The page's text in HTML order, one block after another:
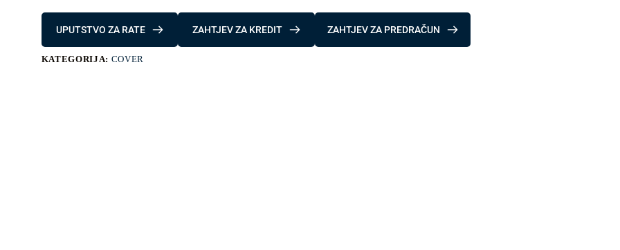
UPUTSTVO ZA RATE ZAHTJEV ZA KREDIT ZAHTJEV ZA PREDRAČUN
KATEGORIJA: COVER